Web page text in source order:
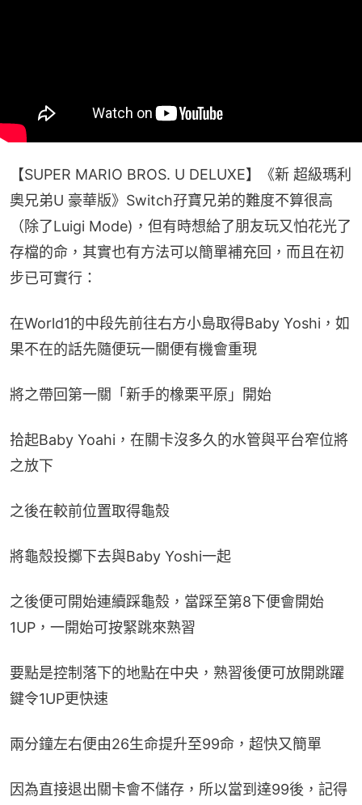
【SUPER MARIO BROS. U DELUXE】《新 超級瑪利
奧兄弟U 豪華版》Switch孖寶兄弟的難度不算很高
（除了Luigi Mode)，但有時想給了朋友玩又怕花光了
存檔的命，其實也有方法可以簡單補充回，而且在初
步已可實行：
在World1的中段先前往右方小島取得Baby Yoshi，如
果不在的話先隨便玩一關便有機會重現
將之帶回第一關「新手的橡栗平原」開始
拾起Baby Yoahi，在關卡沒多久的水管與平台窄位將
之放下
之後在較前位置取得龜殼
將龜殼投擲下去與Baby Yoshi一起
之後便可開始連續踩龜殼，當踩至第8下便會開始
1UP，一開始可按緊跳來熟習
要點是控制落下的地點在中央，熟習後便可放開跳躍
鍵令1UP更快速
兩分鐘左右便由26生命提升至99命，超快又簡單
因為直接退出關卡會不儲存，所以當到達99後，記得